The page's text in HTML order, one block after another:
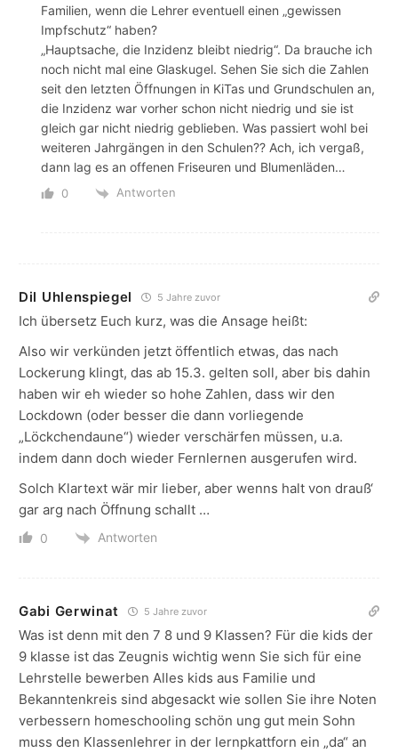
Familien, wenn die Lehrer eventuell einen „gewissen
Impfschutz“ haben?
„Hauptsache, die Inzidenz bleibt niedrig“. Da brauche ich
noch nicht mal eine Glaskugel. Sehen Sie sich die Zahlen
seit den letzten Öffnungen in KiTas und Grundschulen an,
die Inzidenz war vorher schon nicht niedrig und sie ist
gleich gar nicht niedrig geblieben. Was passiert wohl bei
weiteren Jahrgängen in den Schulen?? Ach, ich vergaß,
dann lag es an offenen Friseuren und Blumenläden…
0 Antworten
Dil Uhlenspiegel 5 Jahre zuvor
Ich übersetz Euch kurz, was die Ansage heißt:
Also wir verkünden jetzt öffentlich etwas, das nach
Lockerung klingt, das ab 15.3. gelten soll, aber bis dahin
haben wir eh wieder so hohe Zahlen, dass wir den
Lockdown (oder besser die dann vorliegende
„Löckchendaune“) wieder verschärfen müssen, u.a.
indem dann doch wieder Fernlernen ausgerufen wird.
Solch Klartext wär mir lieber, aber wenns halt von drauß‘
gar arg nach Öffnung schallt …
0 Antworten
Gabi Gerwinat 5 Jahre zuvor
Was ist denn mit den 7 8 und 9 Klassen? Für die kids der
9 klasse ist das Zeugnis wichtig wenn Sie sich für eine
Lehrstelle bewerben Alles kids aus Familie und
Bekanntenkreis sind abgesackt wie sollen Sie ihre Noten
verbessern homeschooling schön ung gut mein Sohn
muss den Klassenlehrer in der lernpkattforn ein „da“ an